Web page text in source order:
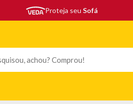
Proteja seu Sofá